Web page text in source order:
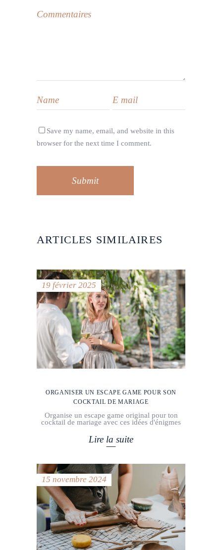
Save my name, email, and website in this
browser for the next time I comment.
Submit
ARTICLES SIMILAIRES
19 février 2025
ORGANISER UN ESCAPE GAME POUR SON
COCKTAIL DE MARIAGE
Organise un escape game original pour ton
cocktail de mariage avec ces idées d'énigmes
Lire la suite
15 novembre 2024